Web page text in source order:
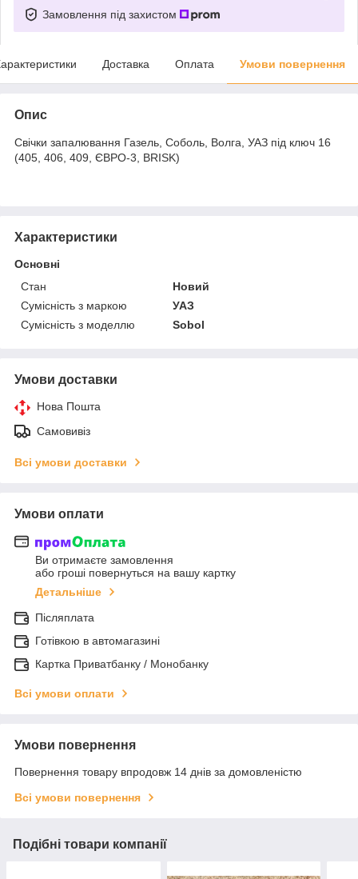
Замовлення під захистом
Доставка Оплата Умови повернення
Опис
Свічки запалювання Газель, Соболь, Волга, УАЗ під ключ 16
(405, 406, 409, ЄВРО-3, BRISK)
Характеристики
Основні
Стан
Новий
Сумісність з маркою
УАЗ
Сумісність з моделлю
Sobol
Умови доставки
Нова Пошта
Самовивіз
Всі умови доставки
Умови оплати
Ви отримаєте замовлення
або гроші повернуться на вашу картку
Детальніше
Післяплата
Готівкою в автомагазині
Картка Приватбанку / Монобанку
Всі умови оплати
Умови повернення
Повернення товару впродовж 14 днів за домовленістю
Всі умови повернення
Подібні товари компанії